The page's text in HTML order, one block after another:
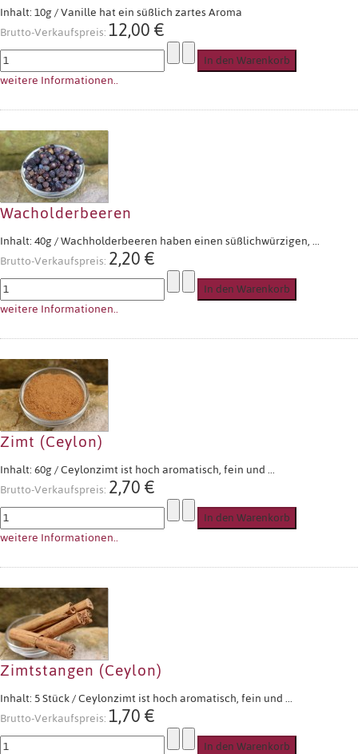
Inhalt: 10g / Vanille hat ein süßlich zartes Aroma
Brutto-Verkaufspreis:12,00 €
weitere Informationen..
Wacholderbeeren
Inhalt: 40g / Wachholderbeeren haben einen süßlichwürzigen, ...
Brutto-Verkaufspreis:2,20 €
weitere Informationen..
Zimt (Ceylon)
Inhalt: 60g / Ceylonzimt ist hoch aromatisch, fein und ...
Brutto-Verkaufspreis:2,70 €
weitere Informationen..
Zimtstangen (Ceylon)
Inhalt: 5 Stück / Ceylonzimt ist hoch aromatisch, fein und ...
Brutto-Verkaufspreis:1,70 €